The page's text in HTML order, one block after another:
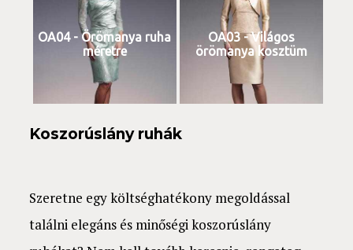
OA04 - Örömanya ruha
méretre
OA03 - Világos
örömanya kosztüm
Koszorúslány ruhák
Szeretne egy költséghatékony megoldással
találni elegáns és minőségi koszorúslány